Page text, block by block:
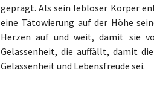
geprägt. Als sein lebloser Körper
eine Tätowierung auf der Höhe
Herzen auf und weit, damit sie
Gelassenheit, die auffällt, damit
Gelassenheit und Lebensfreude sei.